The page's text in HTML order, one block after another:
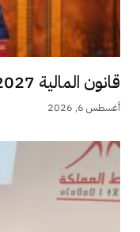
قانون المالية 2027: أخنوش يبقي على دعم...
أغسطس 6, 2026